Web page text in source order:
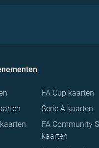
FA Cup kaarten
Serie A kaarten
FA Community
kaarten